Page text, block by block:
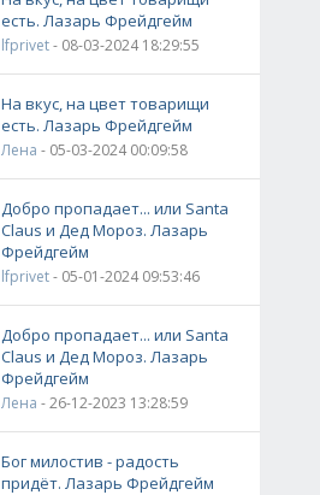
есть. Лазарь Фрейдгейм
lfprivet- 08-03-2024 18:29:55
На вкус, на цвет товарищи
есть. Лазарь Фрейдгейм
Лена - 05-03-2024 00:09:58
Добро пропадает... или Santa
Claus и Дед Мороз. Лазарь
Фрейдгейм
lfprivet- 05-01-2024 09:53:46
Добро пропадает... или Santa
Claus и Дед Мороз. Лазарь
Фрейдгейм
Лена - 26-12-2023 13:28:59
Бог милостив - радость
придёт. Лазарь Фрейдгейм